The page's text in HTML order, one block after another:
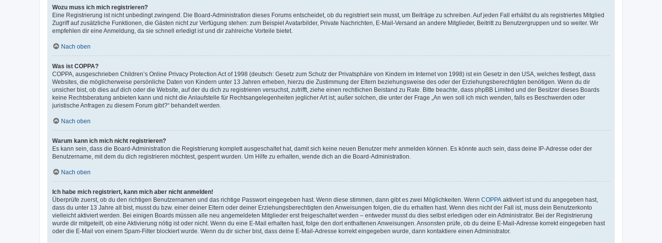
Wozu muss ich mich registrieren?
Eine Registrierung ist nicht unbedingt zwingend. Die Board-Administration dieses Forums entscheidet, ob du registriert sein musst, um Beiträge zu schreiben. Auf jeden Fall erhältst du als registriertes Mitglied
Zugriff auf zusätzliche Funktionen, die Gästen nicht zur Verfügung stehen: zum Beispiel Avatarbilder, Private Nachrichten, E-Mail-Versand an andere Mitglieder, Beitritt zu Benutzergruppen und so weiter. Wir
empfehlen dir eine Anmeldung, da sie schnell erledigt ist und dir zahlreiche Vorteile bietet.
Nach oben
Was ist COPPA?
COPPA, ausgeschrieben Children’s Online Privacy Protection Act of 1998 (deutsch: Gesetz zum Schutz der Privatsphäre von Kindern im Internet von 1998) ist ein Gesetz in den USA, welches festlegt, dass
Websites, die möglicherweise persönliche Daten von Kindern unter 13 Jahren erheben, hierzu die Zustimmung der Eltern beziehungsweise des oder der Erziehungsberechtigten benötigen. Wenn du dir
unsicher bist, ob dies auf dich oder die Website, auf der du dich zu registrieren versuchst, zutrifft, ziehe einen rechtlichen Beistand zu Rate. Bitte beachte, dass phpBB Limited und der Besitzer dieses Boards
keine Rechtsberatung anbieten kann und nicht die Anlaufstelle für Rechtsangelegenheiten jeglicher Art ist; außer solchen, die unter der Frage „An wen soll ich mich wenden, falls es Beschwerden oder
juristische Anfragen zu diesem Forum gibt?“ behandelt werden.
Nach oben
Warum kann ich mich nicht registrieren?
Es kann sein, dass die Board-Administration die Registrierung komplett ausgeschaltet hat, damit sich keine neuen Benutzer mehr anmelden können. Es könnte auch sein, dass deine IP-Adresse oder der
Benutzername, mit dem du dich registrieren möchtest, gesperrt wurden. Um Hilfe zu erhalten, wende dich an die Board-Administration.
Nach oben
Ich habe mich registriert, kann mich aber nicht anmelden!
Überprüfe zuerst, ob du den richtigen Benutzernamen und das richtige Passwort eingegeben hast. Wenn diese stimmen, dann gibt es zwei Möglichkeiten. Wenn COPPA aktiviert ist und du angegeben hast,
dass du unter 13 Jahre alt bist, musst du bzw. einer deiner Eltern oder deiner Erziehungsberechtigten den Anweisungen folgen, die du erhalten hast. Wenn dies nicht der Fall ist, muss dein Benutzerkonto
vielleicht aktiviert werden. Bei einigen Boards müssen alle neu angemeldeten Mitglieder erst freigeschaltet werden – entweder musst du dies selbst erledigen oder ein Administrator. Bei der Registrierung
wurde dir mitgeteilt, ob eine Aktivierung nötig ist oder nicht. Wenn du eine E-Mail erhalten hast, folge den dort enthaltenen Anweisungen. Ansonsten prüfe, ob du deine E-Mail-Adresse korrekt eingegeben hast
oder die E-Mail von einem Spam-Filter blockiert wurde. Wenn du dir sicher bist, dass deine E-Mail-Adresse korrekt eingegeben wurde, dann kontaktiere einen Administrator.